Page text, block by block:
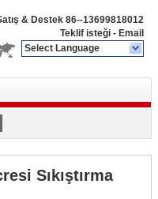
& Destek 86--13699818012
Teklif isteği - Email
Select Language
Sıkıştırma